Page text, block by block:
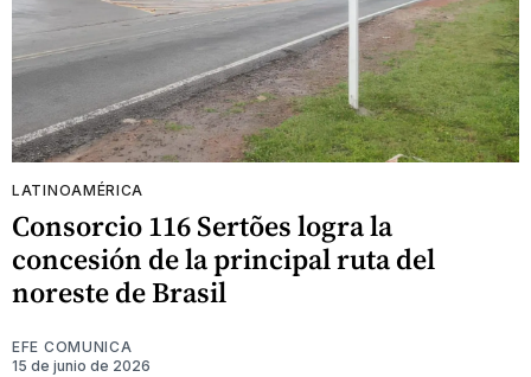
LATINOAMÉRICA
Consorcio 116 Sertões logra la
concesión de la principal ruta del
noreste de Brasil
EFE COMUNICA
15 de junio de 2026